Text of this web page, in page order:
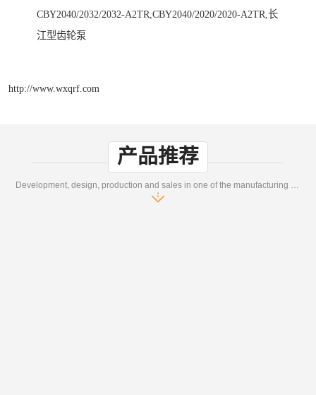
CBY2040/2032/2032-A2TR,CBY2040/2020/2020-A2TR,长
江型齿轮泵
http://www.wxqrf.com
产品推荐